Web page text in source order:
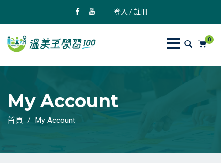
登入 / 註冊
0
My Account
首頁 My Account